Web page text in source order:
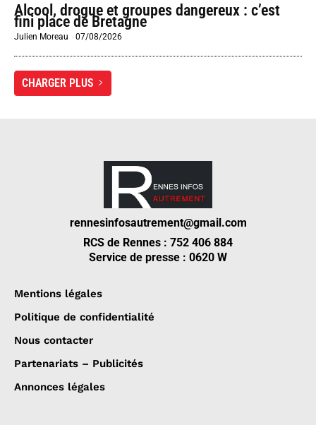
Alcool, drogue et groupes dangereux : c’est
fini place de Bretagne
Julien Moreau -07/08/2026
CHARGER PLUS
rennesinfosautrement@gmail.com
RCS de Rennes : 752 406 884
Service de presse : 0620 W
Mentions légales
Politique de confidentialité
Nous contacter
Partenariats – Publicités
Annonces légales